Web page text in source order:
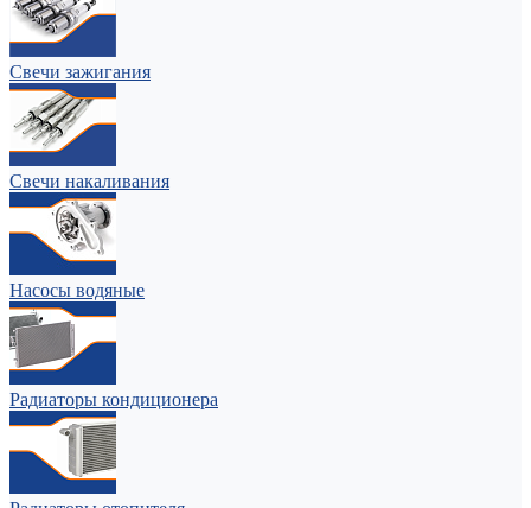
Свечи зажигания
Свечи накаливания
Насосы водяные
Радиаторы кондиционера